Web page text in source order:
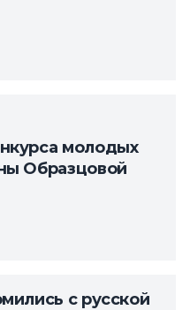
молодых
Образцовой
с русской